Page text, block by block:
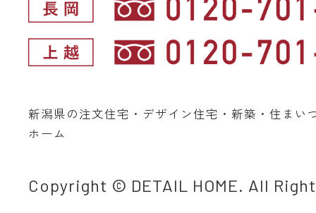
新潟県の注文住宅・デザイン住宅・新築・住まい
ホーム
Copyright © DETAIL HOME. All